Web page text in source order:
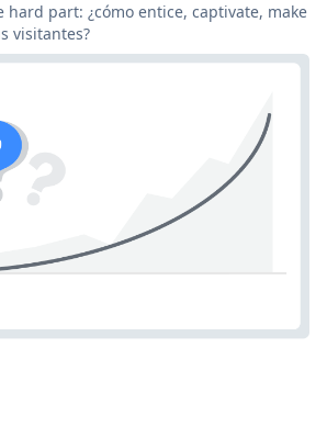
hard part: ¿cómo entice, captivate, make
visitantes?